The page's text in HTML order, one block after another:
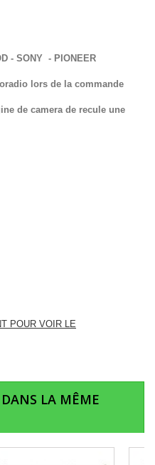
- SONY - PIONEER
lors de la commande
de camera de recule une
POUR VOIR LE
LA MÊME